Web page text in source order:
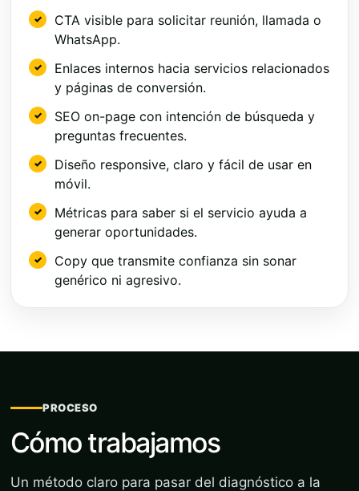
CTA visible para solicitar reunión, llamada o
WhatsApp.
Enlaces internos hacia servicios relacionados
y páginas de conversión.
SEO on-page con intención de búsqueda y
preguntas frecuentes.
Diseño responsive, claro y fácil de usar en
móvil.
Métricas para saber si el servicio ayuda a
generar oportunidades.
Copy que transmite confianza sin sonar
genérico ni agresivo.
PROCESO
Cómo trabajamos
Un método claro para pasar del diagnóstico a la